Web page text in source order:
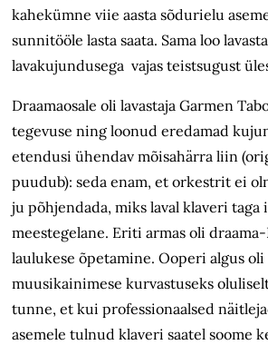
kahekümne viie aasta sõdurielu
sunnitööle lasta saata. Sama loo
lavakujundusega vajas teistsugust
Draamaosale oli lavastaja Garmen
tegevuse ning loonud eredamad
etendusi ühendav mõisahärra liin
puudub): seda enam, et orkestrit ei
ju põhjendada, miks laval klaveri taga
meestegelane. Eriti armas oli
laulukese õpetamine. Ooperi algus
muusikainimese kurvastuseks
tunne, et kui professionaalsed
asemele tulnud klaveri saatel soome